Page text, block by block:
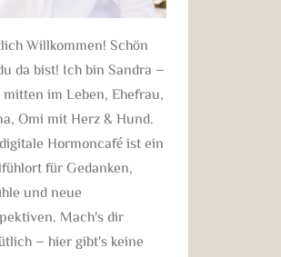
Willkommen! Schön
da bist! Ich bin Sandra –
mitten im Leben, Ehefrau,
Omi mit Herz & Hund.
Hormoncafé ist ein
für Gedanken,
und neue
Mach's dir
– hier gibt's keine